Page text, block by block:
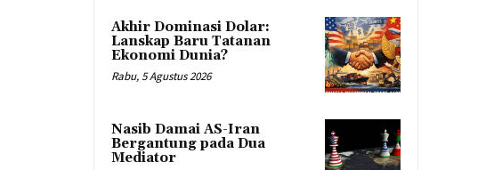
Akhir Dominasi Dolar:
Lanskap Baru Tatanan
Ekonomi Dunia?
Rabu, 5 Agustus 2026
Nasib Damai AS-Iran
Bergantung pada Dua
Mediator